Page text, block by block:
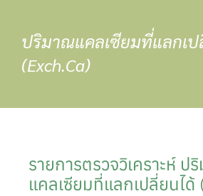
contentปริมาณแคลเซียมที่แลกเป
(Exch.Ca)
รายการตรวจวิเคราะห์ ป
แคลเซียมที่แลกเปลี่ยนได้